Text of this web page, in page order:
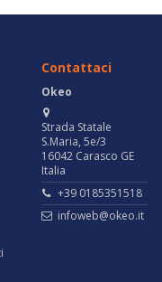
Contattaci
Okeo
Strada Statale
S.Maria, 5e/3
16042 Carasco GE
Italia
+39 0185351518
infoweb@okeo.it